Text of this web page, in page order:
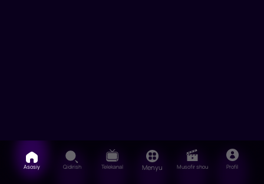
Asosiy Qidirish Telekanal Menyu Musofir shou Profil